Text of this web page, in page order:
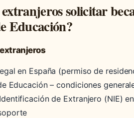
solicitar
Educación?
en España (permiso de
Educación – condiciones
de Extranjero (NIE)